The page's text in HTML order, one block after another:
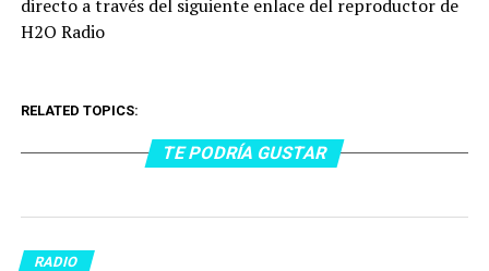
directo a través del siguiente enlace del reproductor de
H2O Radio
RELATED TOPICS:
TE PODRÍA GUSTAR
RADIO